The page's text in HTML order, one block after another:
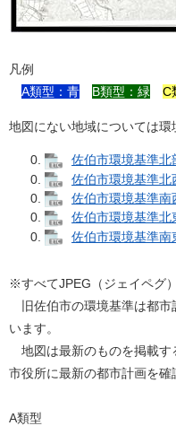
凡例
A類型：青
B類型：緑 C
地図にない地域については環
佐伯市環境基準北
佐伯市環境基準北
佐伯市環境基準
佐伯市環境基準
佐伯市環境基準
※すべてJPEG（ジェイペグ
旧佐伯市の環境基準は都市
います。
地図は最新のものを掲載す
市役所に最新の都市計画を確
A類型